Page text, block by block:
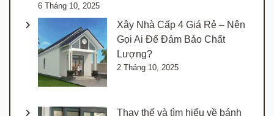
6 Tháng 10, 2025
Xây Nhà Cấp 4 Giá Rẻ – Nên
Gọi Ai Để Đảm Bảo Chất
Lượng?
2 Tháng 10, 2025
Thay thế và tìm hiểu về bánh